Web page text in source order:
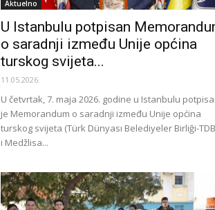
Aktuelno
U Istanbulu potpisan
o saradnji između Unije općina
turskog svijeta...
11.05.2026.
U četvrtak, 7. maja 2026. godine u Istanbulu
je Memorandum o saradnji između Unije općina
turskog svijeta (Türk Dünyası Belediyeler Birliği-
i Medžlisa...